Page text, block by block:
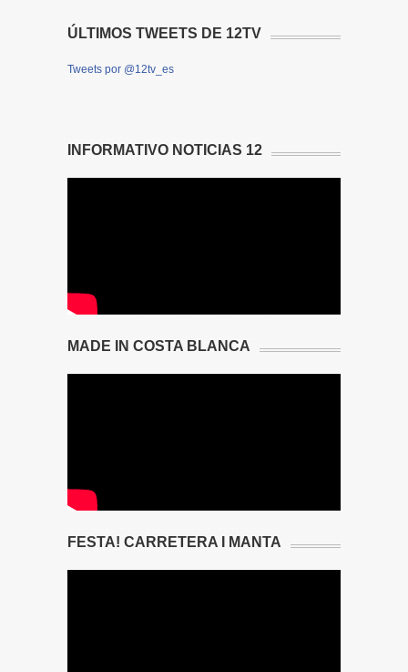
ÚLTIMOS TWEETS DE 12TV
Tweets por @12tv_es
INFORMATIVO NOTICIAS 12
MADE IN COSTA BLANCA
FESTA! CARRETERA I MANTA